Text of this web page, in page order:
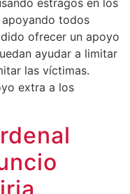
apoyando todos
ofrecer un apoyo
ayudar a limitar
las víctimas.
extra a los